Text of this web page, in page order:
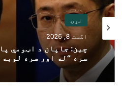
نړۍ
اگست 8, 2026
چین: جاپان د اټومي
سره “له اور سره لوبه